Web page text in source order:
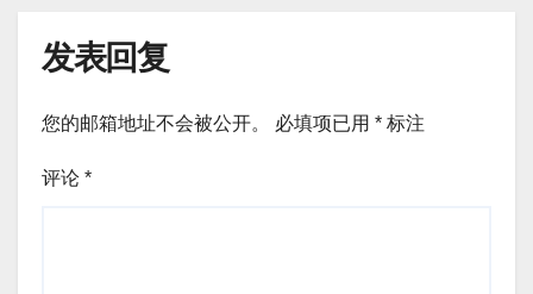
发表回复
您的邮箱地址不会被公开。 必填项已用 * 标注
评论 *